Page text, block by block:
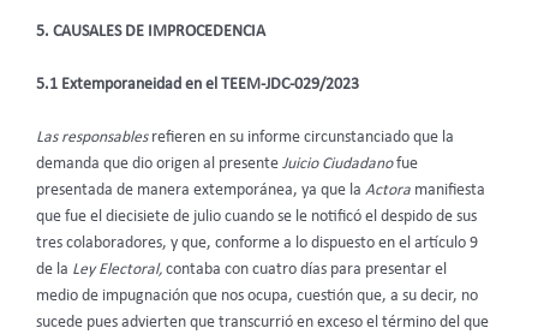
5. CAUSALES DE IMPROCEDENCIA
5.1 Extemporaneidad en el TEEM-JDC-029/2023
Las responsablesrefieren en su informe circunstanciado que la
demanda que dio origen al presente Juicio Ciudadanofue
presentada de manera extemporánea, ya que la Actora manifiesta
que fue el diecisiete de julio cuando se le notificó el despido de sus
tres colaboradores, y que, conforme a lo dispuesto en el artículo 9
de la Ley Electoral, contaba con cuatro días para presentar el
medio de impugnación que nos ocupa, cuestión que, a su decir, no
sucede pues advierten que transcurrió en exceso el término del que